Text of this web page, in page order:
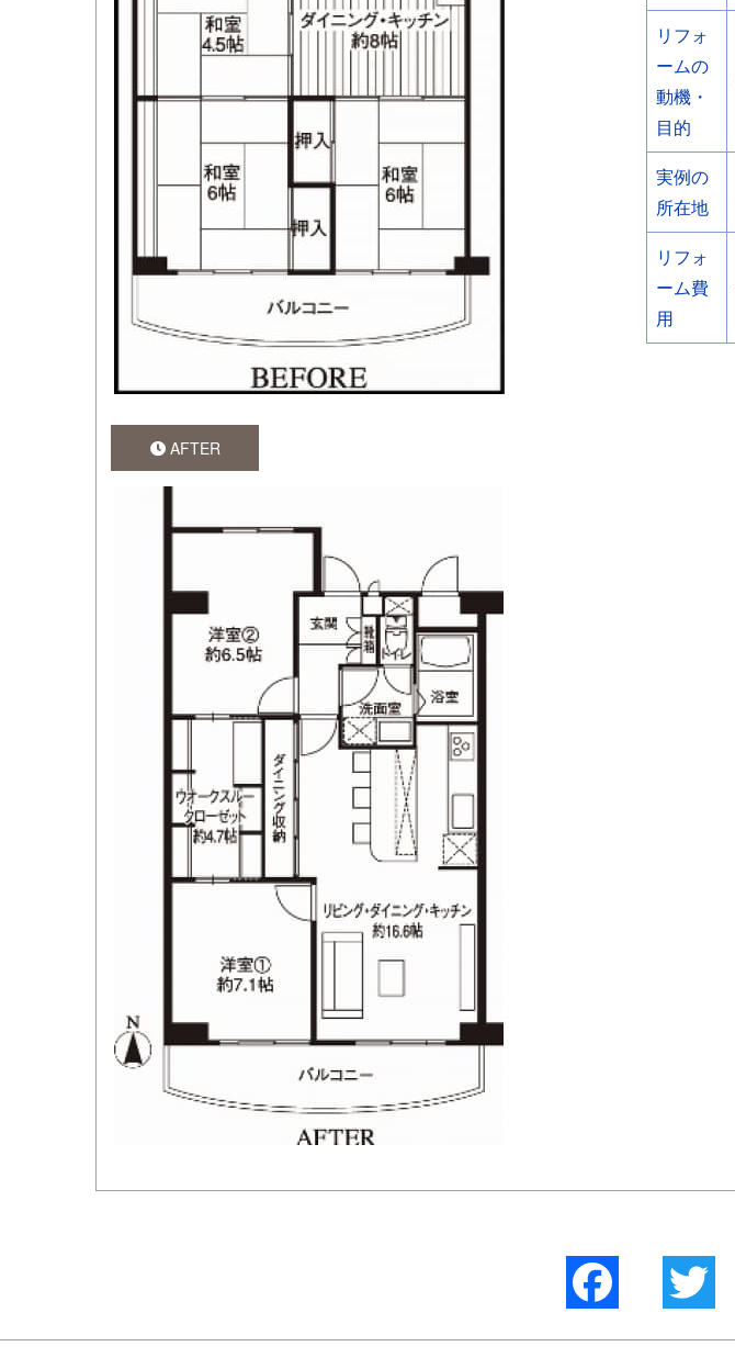
AFTER
リフォ
ームの
動機・
目的
実例の
所在地
リフォ
ーム費
用
Facebook